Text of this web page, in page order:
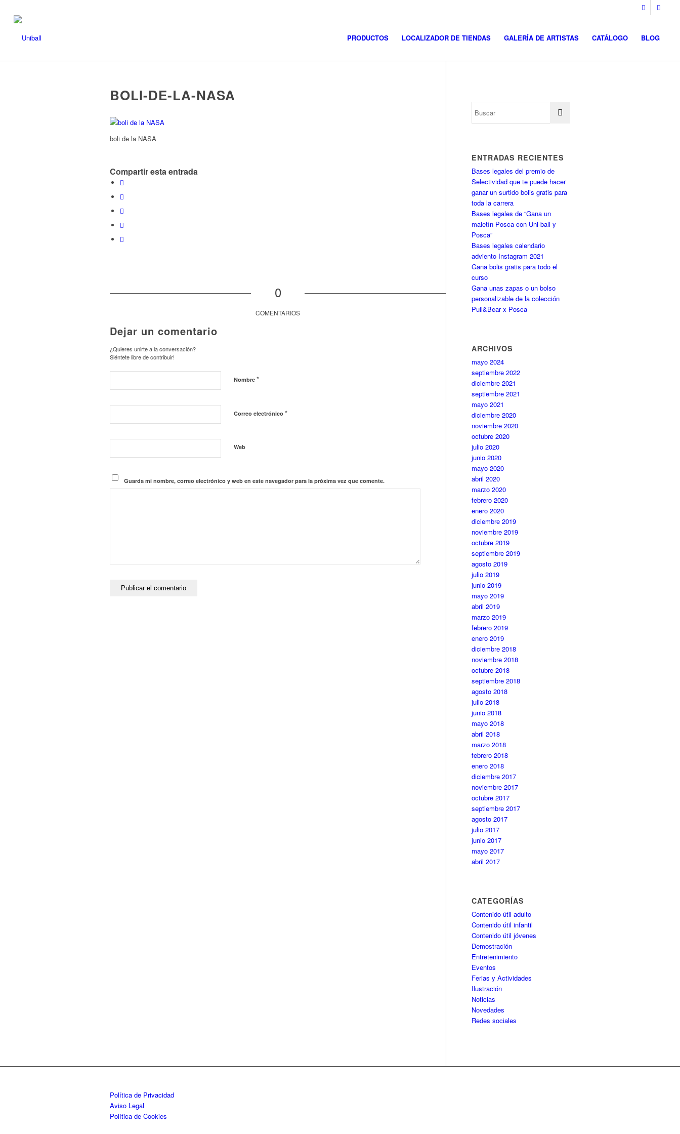
PRODUCTOS LOCALIZADOR DE TIENDAS GALERÍA DE ARTISTAS CATÁLOGO BLOG
BOLI-DE-LA-NASA
boli de la NASA
Compartir esta entrada
0
COMENTARIOS
Dejar un comentario
¿Quieres unirte a la conversación?
Siéntete libre de contribuir!
Nombre *
Correo electrónico *
Web
Guarda mi nombre, correo electrónico y web en este navegador para la próxima vez que comente.
ENTRADAS RECIENTES
Bases legales del premio de
Selectividad que te puede hacer
ganar un surtido bolis gratis para
toda la carrera
Bases legales de “Gana un
maletín Posca con Uni-ball y
Posca”
Bases legales calendario
adviento Instagram 2021
Gana bolis gratis para todo el
curso
Gana unas zapas o un bolso
personalizable de la colección
Pull&Bear x Posca
ARCHIVOS
mayo 2024
septiembre 2022
diciembre 2021
septiembre 2021
mayo 2021
diciembre 2020
noviembre 2020
octubre 2020
julio 2020
junio 2020
mayo 2020
abril 2020
marzo 2020
febrero 2020
enero 2020
diciembre 2019
noviembre 2019
octubre 2019
septiembre 2019
agosto 2019
julio 2019
junio 2019
mayo 2019
abril 2019
marzo 2019
febrero 2019
enero 2019
diciembre 2018
noviembre 2018
octubre 2018
septiembre 2018
agosto 2018
julio 2018
junio 2018
mayo 2018
abril 2018
marzo 2018
febrero 2018
enero 2018
diciembre 2017
noviembre 2017
octubre 2017
septiembre 2017
agosto 2017
julio 2017
junio 2017
mayo 2017
abril 2017
CATEGORÍAS
Contenido útil adulto
Contenido útil infantil
Contenido útil jóvenes
Demostración
Entretenimiento
Eventos
Ferias y Actividades
Ilustración
Noticias
Novedades
Redes sociales
Política de Privacidad
Aviso Legal
Política de Cookies